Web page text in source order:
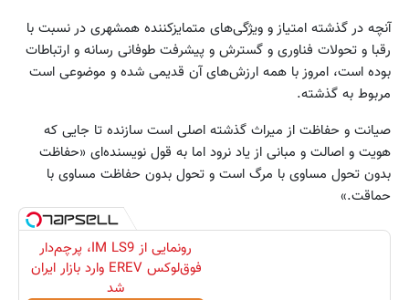
آنچه در گذشته امتیاز و ویژگی‌های متمایزکننده همشهری در نسبت با
رقبا و تحولات فناوری و گسترش و پیشرفت طوفانی رسانه و ارتباطات
بوده است، امروز با همه ارزش‌های آن قدیمی شده و موضوعی است
مربوط به گذشته.
صیانت و حفاظت از میراث گذشته اصلی است سازنده تا جایی که
هویت و اصالت و مبانی از یاد نرود اما به قول نویسنده‌ای «حفاظت
بدون تحول مساوی با مرگ است و تحول بدون حفاظت مساوی با
حماقت.»
رونمایی از IM LS9، پرچم‌دار
فوق‌لوکس EREV وارد بازار ایران
شد